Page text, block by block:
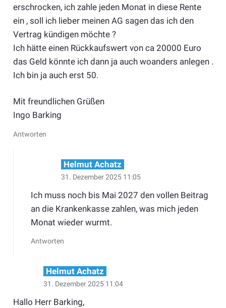
erschrocken, ich zahle jeden Monat in diese Rente
ein , soll ich lieber meinen AG sagen das ich den
Vertrag kündigen möchte ?
Ich hätte einen Rückkaufswert von ca 20000 Euro
das Geld könnte ich dann ja auch woanders anlegen .
Ich bin ja auch erst 50.
Mit freundlichen Grüßen
Ingo Barking
Antworten
Helmut Achatz
31. Dezember 2025 11:05
Ich muss noch bis Mai 2027 den vollen Beitrag
an die Krankenkasse zahlen, was mich jeden
Monat wieder wurmt.
Antworten
Helmut Achatz
31. Dezember 2025 11:04
Hallo Herr Barking,